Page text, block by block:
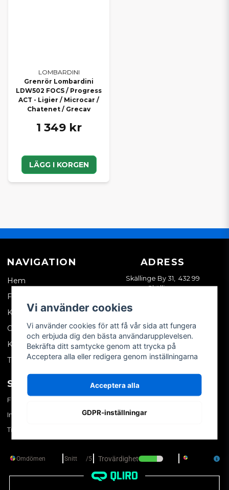
LOMBARDINI
Grenrör Lombardini
LDW502 FOCS / Progress
ACT - Ligier / Microcar /
Chatenet / Grecav
1 349 kr
LÄGG I KORGEN
NAVIGATION
Hem
Företagskund
Kontakta oss
Om oss
Köpvillkor
Tips & trix
ADRESS
Skällinge By 31, 432 99
Skällinge
SOCIALA MEDIER
Facebook
Instagram
TikTok
MITT KONTO
Skapa konto
Vi använder cookies
Vi använder cookies för att få vår sida att fungera
och erbjuda dig den bästa användarupplevelsen.
Bekräfta ditt samtycke genom att trycka på
Acceptera alla eller redigera genom inställningarna
Acceptera alla
GDPR-inställningar